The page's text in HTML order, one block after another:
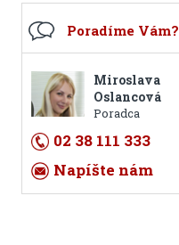
Poradíme Vám?
Miroslava
Oslancová
Poradca
02 38 111 333
Napíšte nám